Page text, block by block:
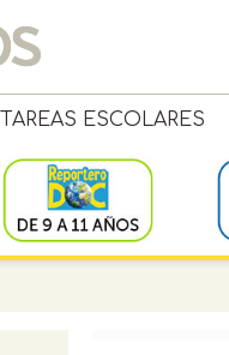
TAREAS ESCOLARES